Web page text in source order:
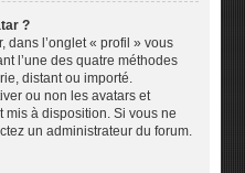
?
dans l’onglet « profil » vous
l’une des quatre méthodes
distant ou importé.
ou non les avatars et
à disposition. Si vous ne
un administrateur du forum.